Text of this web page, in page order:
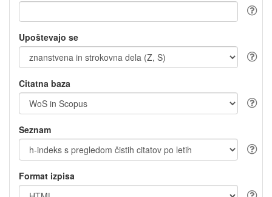
Upoštevajo se
Citatna baza
Seznam
Format izpisa